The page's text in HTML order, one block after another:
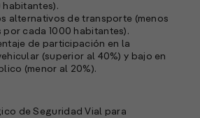
habitantes).
alternativos de transporte (menos
por cada 1000 habitantes).
de participación en la
(superior al 40%) y bajo en
(menor al 20%).
de Seguridad Vial para